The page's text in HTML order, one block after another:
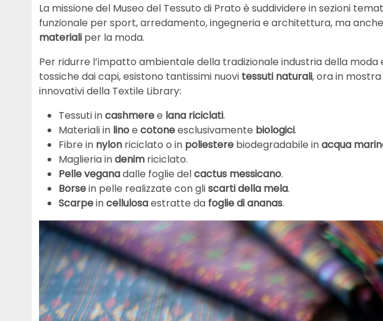
La missione del Museo del Tessuto di Prato è suddividere in sezioni
funzionale per sport, arredamento, ingegneria e architettura, ma anche
materiali per la moda.
Per ridurre l’impatto ambientale della tradizionale industria della moda
tossiche dai capi, esistono tantissimi nuovi tessuti naturali, ora in
innovativi della Textile Library:
Tessuti incashmeree lana riciclati.
Materiali in linoe cotoneesclusivamente biologici.
Fibre in nylon riciclato o in poliestere biodegradabile inacqua
Maglieria indenim riciclato.
Pelle veganadalle foglie delcactus messicano.
Borsein pelle realizzate con gliscarti della mela.
Scarpeincellulosaestratte da foglie di ananas.